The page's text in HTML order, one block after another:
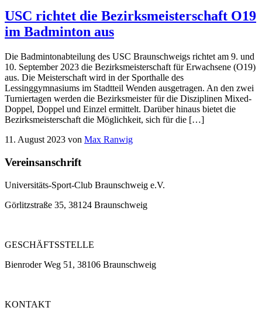
USC richtet die Bezirksmeisterschaft O19
im Badminton aus
Die Badmintonabteilung des USC Braunschweigs richtet am 9. und
10. September 2023 die Bezirksmeisterschaft für Erwachsene (O19)
aus. Die Meisterschaft wird in der Sporthalle des
Lessinggymnasiums im Stadtteil Wenden ausgetragen. An den zwei
Turniertagen werden die Bezirksmeister für die Disziplinen Mixed-
Doppel, Doppel und Einzel ermittelt. Darüber hinaus bietet die
Bezirksmeisterschaft die Möglichkeit, sich für die […]
11. August 2023 von Max Ranwig
Vereinsanschrift
Universitäts-Sport-Club Braunschweig e.V.
Görlitzstraße 35, 38124 Braunschweig
GESCHÄFTSSTELLE
Bienroder Weg 51, 38106 Braunschweig
KONTAKT